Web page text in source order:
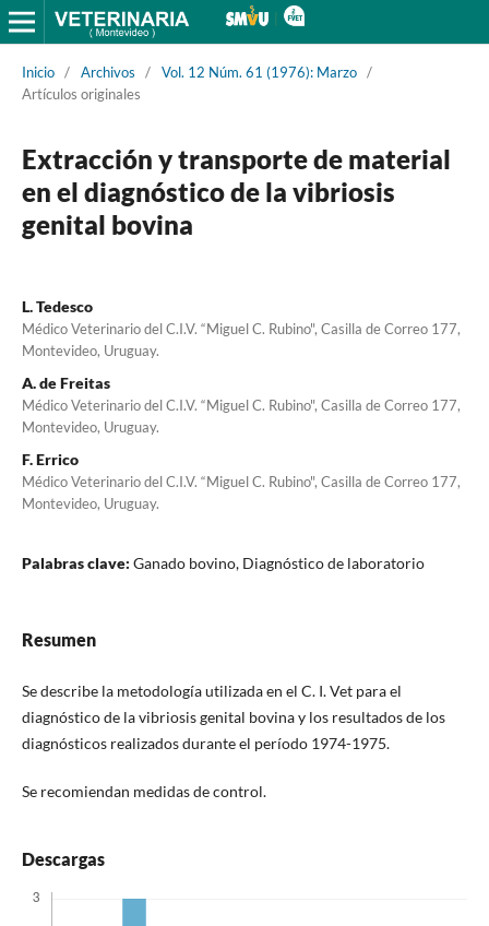
Inicio / Archivos / Vol. 12 Núm. 61 (1976): Marzo /
Artículos originales
Extracción y transporte de material
en el diagnóstico de la vibriosis
genital bovina
L. Tedesco
Médico Veterinario del C.I.V. “Miguel C. Rubino", Casilla de Correo 177,
Montevideo, Uruguay.
A. de Freitas
Médico Veterinario del C.I.V. “Miguel C. Rubino", Casilla de Correo 177,
Montevideo, Uruguay.
F. Errico
Médico Veterinario del C.I.V. “Miguel C. Rubino", Casilla de Correo 177,
Montevideo, Uruguay.
Palabras clave: Ganado bovino, Diagnóstico de laboratorio
Resumen
Se describe la metodología utilizada en el C. I. Vet para el
diagnóstico de la vibriosis genital bovina y los resultados de los
diagnósticos realizados durante el período 1974-1975.
Se recomiendan medidas de control.
Descargas